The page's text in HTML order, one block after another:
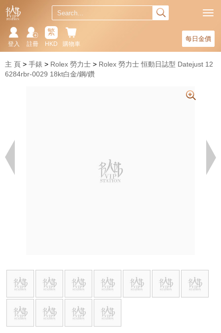
每日金價
購物車
繁
HKD
註冊
登入
主 頁 手錶 Rolex 勞力士
Rolex 勞力士 恒動日誌型 Datejust 12
6284rbr-0029 18kt白金/鋼/鑽